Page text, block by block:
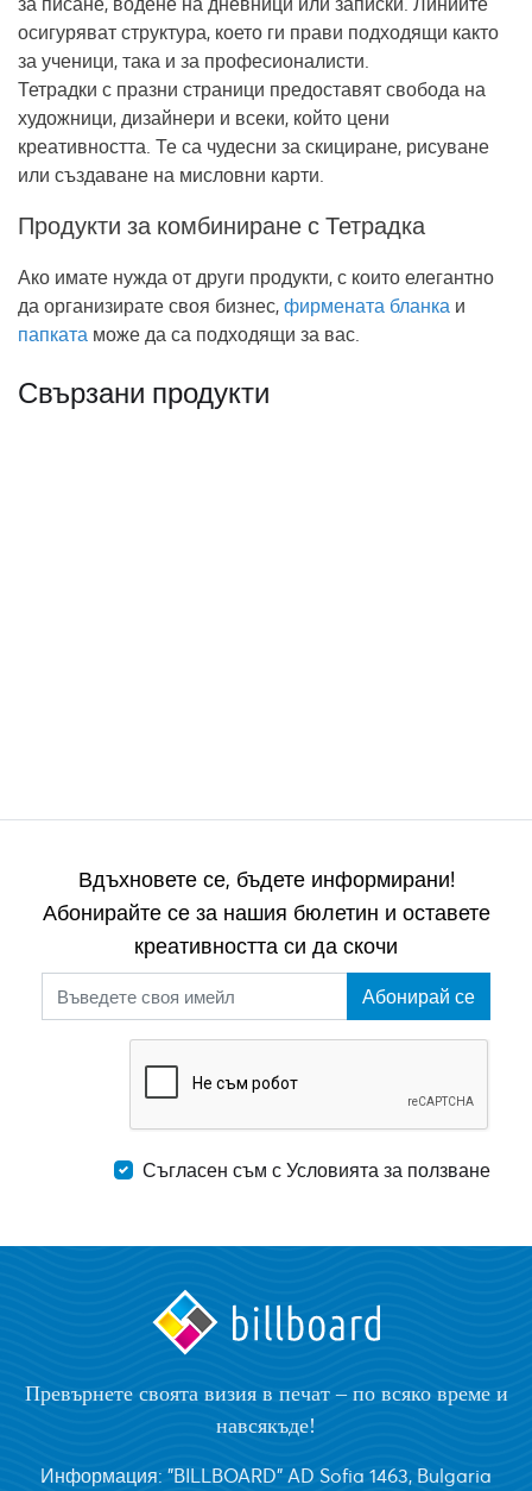
осигуряват структура, което ги прави подходящи както
за ученици, така и за професионалисти.
Тетрадки с празни страници предоставят свобода на
художници, дизайнери и всеки, който цени
креативността. Те са чудесни за скициране, рисуване
или създаване на мисловни карти.
Продукти за комбиниране с Тетрадка
Ако имате нужда от други продукти, с които елегантно
да организирате своя бизнес, фирмената бланка и
папката може да са подходящи за вас.
Свързани продукти
Вдъхновете се, бъдете информирани!
Абонирайте се за нашия бюлетин и оставете
креативността си да скочи
Абонирай се
Съгласен съм с Условията за ползване
Превърнете своята визия в печат – по всяко време и
навсякъде!
Информация: "BILLBOARD" AD Sofia 1463, Bulgaria